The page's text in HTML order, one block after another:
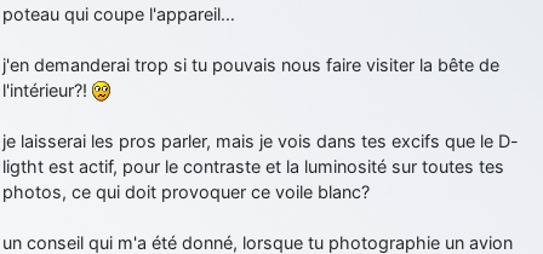
poteau qui coupe l'appareil…
j'en demanderai trop si tu pouvais nous faire visiter la bête de
l'intérieur?!
je laisserai les pros parler, mais je vois dans tes excifs que le D-
ligtht est actif, pour le contraste et la luminosité sur toutes tes
photos, ce qui doit provoquer ce voile blanc?
un conseil qui m'a été donné, lorsque tu photographie un avion